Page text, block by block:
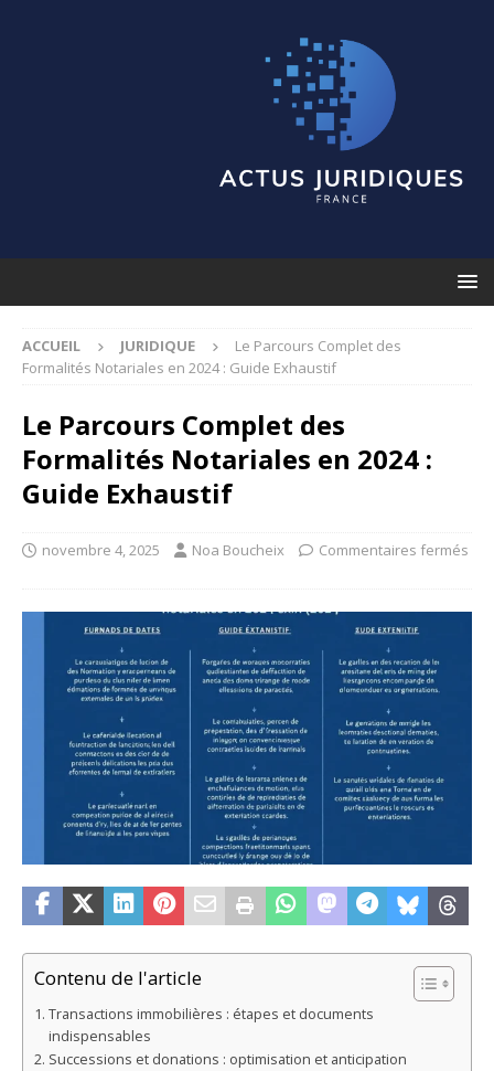
ACCUEIL JURIDIQUE
Le Parcours Complet des
Formalités Notariales en 2024 : Guide Exhaustif
Le Parcours Complet des
Formalités Notariales en 2024 :
Guide Exhaustif
novembre 4, 2025 Noa Boucheix Commentaires fermés
Contenu de l'article
Transactions immobilières : étapes et documents
indispensables
Successions et donations : optimisation et anticipation